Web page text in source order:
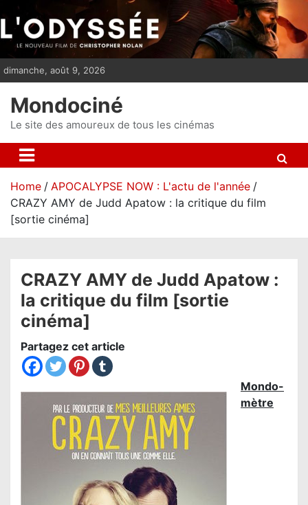
i
p
t
n
dimanche, août 9, 2026
Mondociné
Le site des amoureux de tous les cinémas
Home
APOCALYPSE NOW : L'actu de l'année
CRAZY AMY de Judd Apatow : la critique du film
[sortie cinéma]
CRAZY AMY de Judd Apatow :
la critique du film [sortie
cinéma]
Partagez cet article
Mondo-
mètre